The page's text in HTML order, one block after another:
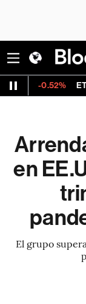
ETH/USD
en
El grupo